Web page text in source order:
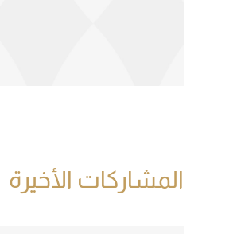
المشاركات الأخيرة